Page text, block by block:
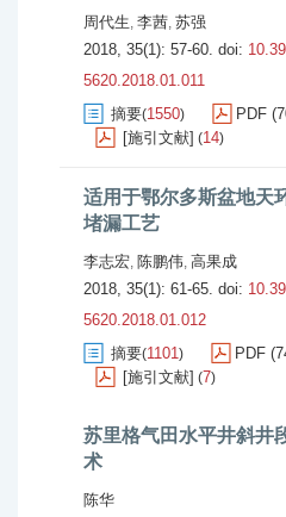
周代生, 李茜, 苏强
2018, 35(1): 57-60. doi:
5620.2018.01.011
摘要(1550) PDF
[施引文献] (14)
适用于鄂尔多斯盆地天
堵漏工艺
李志宏, 陈鹏伟, 高果成
2018, 35(1): 61-65. doi:
5620.2018.01.012
摘要(1101) PDF
[施引文献] (7)
苏里格气田水平井斜井
术
陈华